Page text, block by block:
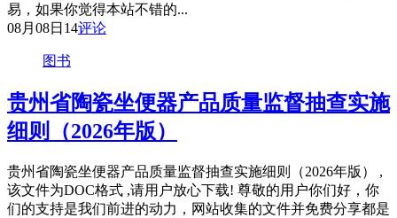
易，如果你觉得本站不错的...
08月08日 14评论
图书
贵州省陶瓷坐便器产品质量监督抽查实施
细则（2026年版）
贵州省陶瓷坐便器产品质量监督抽查实施细则（2026年版） ,
该文件为DOC格式 ,请用户放心下载! 尊敬的用户你们好，你
们的支持是我们前进的动力，网站收集的文件并免费分享都是